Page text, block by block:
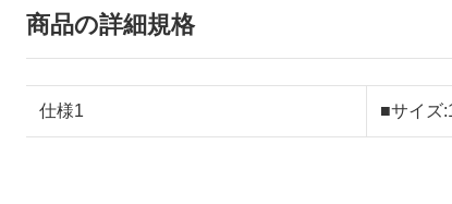
商品の詳細規格
仕様1 ■サイズ